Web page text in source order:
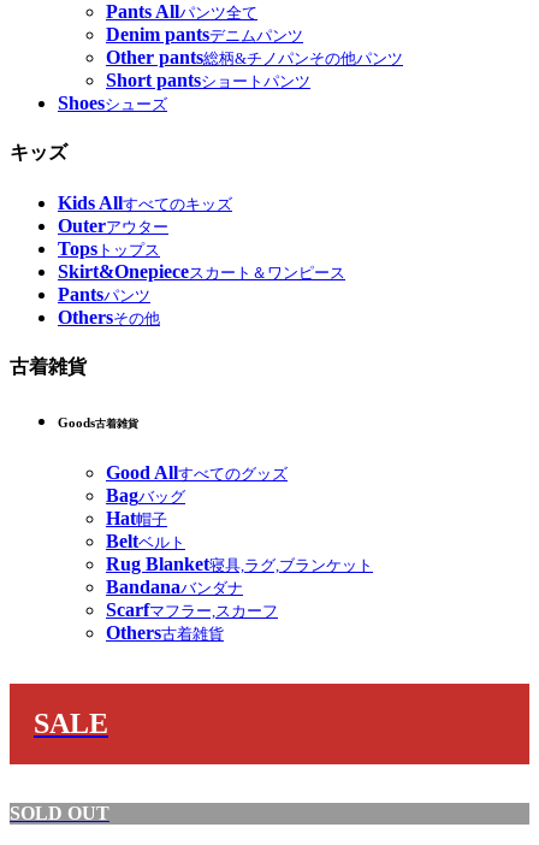
Pants Allパンツ全て
Denim pantsデニムパンツ
Other pants総柄&チノパンその他パンツ
Short pantsショートパンツ
Shoesシューズ
キッズ
Kids Allすべてのキッズ
Outerアウター
Tops トップス
Skirt&Onepieceスカート＆ワンピース
Pantsパンツ
Othersその他
古着雑貨
Goods古着雑貨
Good Allすべてのグッズ
Bagバッグ
Hat帽子
Beltベルト
Rug Blanket寝具,ラグ,ブランケット
Bandanaバンダナ
Scarfマフラー,スカーフ
Others古着雑貨
SALE
SOLD OUT